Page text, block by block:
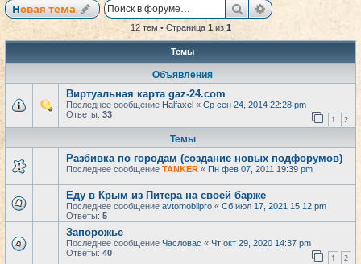
Новая тема ПоискРасширенный
12 тем • Страница 1из 1
Темы
Объявления
Виртуальная карта gaz-24.com
Последнее сообщение Halfaxel « Ср сен 24, 2014 22:28 pm
Ответы: 33 1 2
Темы
Разбивка по городам (создание новых подфорумов)
Последнее сообщение TANKER « Пн фев 07, 2011 19:39 pm
Еду в Крым из Питера на своей барже
Последнее сообщение avtomobilpro « Сб июл 17, 2021 15:12 pm
Ответы: 5
Запорожье
Последнее сообщение Часловас « Чт окт 29, 2020 14:37 pm
Ответы: 40 1 2